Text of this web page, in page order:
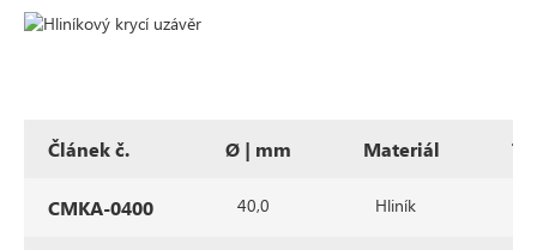
Článek č. Ø | mm Materiál
CMKA-0400 40,0 Hliník